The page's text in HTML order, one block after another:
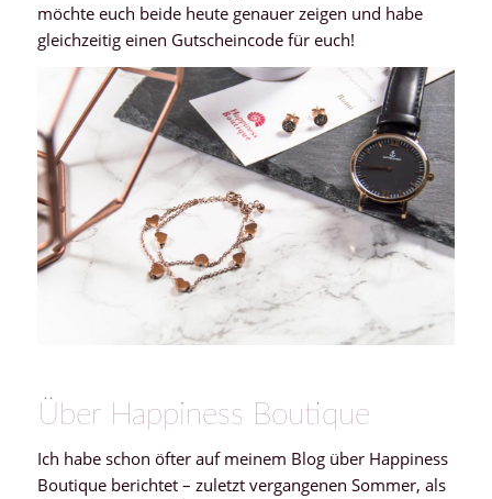
möchte euch beide heute genauer zeigen und habe
gleichzeitig einen Gutscheincode für euch!
Über Happiness Boutique
Ich habe schon öfter auf meinem Blog über Happiness
Boutique berichtet – zuletzt vergangenen Sommer, als